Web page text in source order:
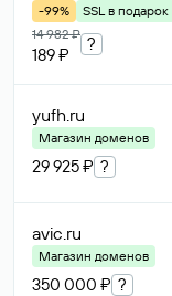
-99%
SSL в подарок
14 982 ₽
189 ₽
?
yufh.ru
Магазин доменов
29 925 ₽ ?
avic.ru
Магазин доменов
350 000 ₽ ?